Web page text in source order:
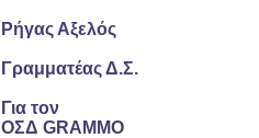
Ρήγας Αξελός
Γραμματέας Δ.Σ.
Για τον
ΟΣΔ GRAMMO